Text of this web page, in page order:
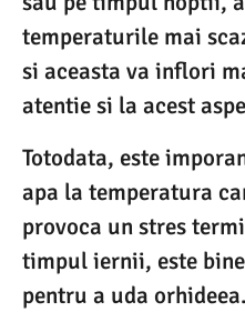
temperaturile mai
si aceasta va inflori
atentie si la acest
Totodata, este
apa la temperatura
provoca un stres
timpul iernii, este
pentru a uda orhideea.